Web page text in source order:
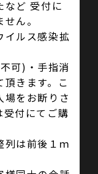
など 受付に
ん。
イルス感染拡
可)・手指消
きます。こ
場をお断りさ
付にてご購
は前後１ｍ